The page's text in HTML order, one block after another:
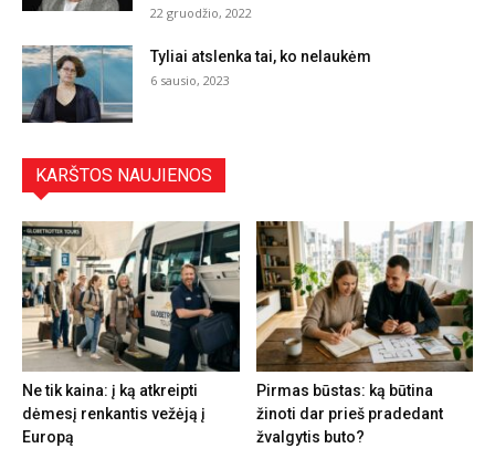
22 gruodžio, 2022
Tyliai atslenka tai, ko nelaukėm
6 sausio, 2023
KARŠTOS NAUJIENOS
Ne tik kaina: į ką atkreipti
dėmesį renkantis vežėją į
Europą
Pirmas būstas: ką būtina
žinoti dar prieš pradedant
žvalgytis buto?